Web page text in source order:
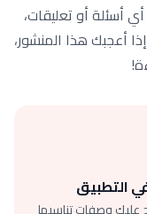
أسئلة أو تعليقات،
أعجبك هذا المنشور،
التطبيق
وصفات تناسبها